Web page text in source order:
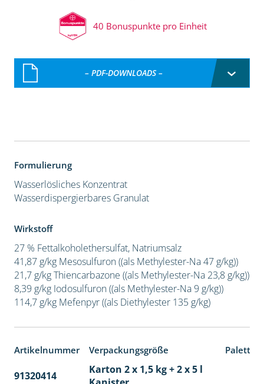
40 Bonuspunkte pro Einheit
– PDF-DOWNLOADS –
Formulierung
Wasserlösliches Konzentrat
Wasserdispergierbares Granulat
Wirkstoff
27 % Fettalkoholethersulfat, Natriumsalz
41,87 g/kg Mesosulfuron ((als Methylester-Na 47 g/kg))
21,7 g/kg Thiencarbazone ((als Methylester-Na 23,8 g/kg))
8,39 g/kg Iodosulfuron ((als Methylester-Na 9 g/kg))
114,7 g/kg Mefenpyr ((als Diethylester 135 g/kg)
Artikelnummer Verpackungsgröße
91320414
Karton 2 x 1,5 kg + 2 x 5 l